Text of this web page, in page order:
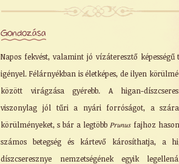
Gondozása
Napos fekvést, valamint jó vízáteresztő képességű
igényel. Félárnyékban is életképes, de ilyen
között virágzása gyérebb. A higan-
viszonylag jól tűri a nyári forróságot, a
körülményeket, s bár a legtöbb Prunusfajhoz
számos betegség és kártevő károsíthatja, a
díszcseresznye nemzetségének egyik